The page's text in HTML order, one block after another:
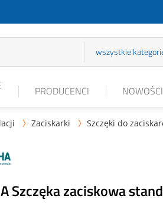
wszystkie
PRODUCENCI NOWOŚCI
 Zaciskarki  Szczęki do
Szczęka zaciskowa